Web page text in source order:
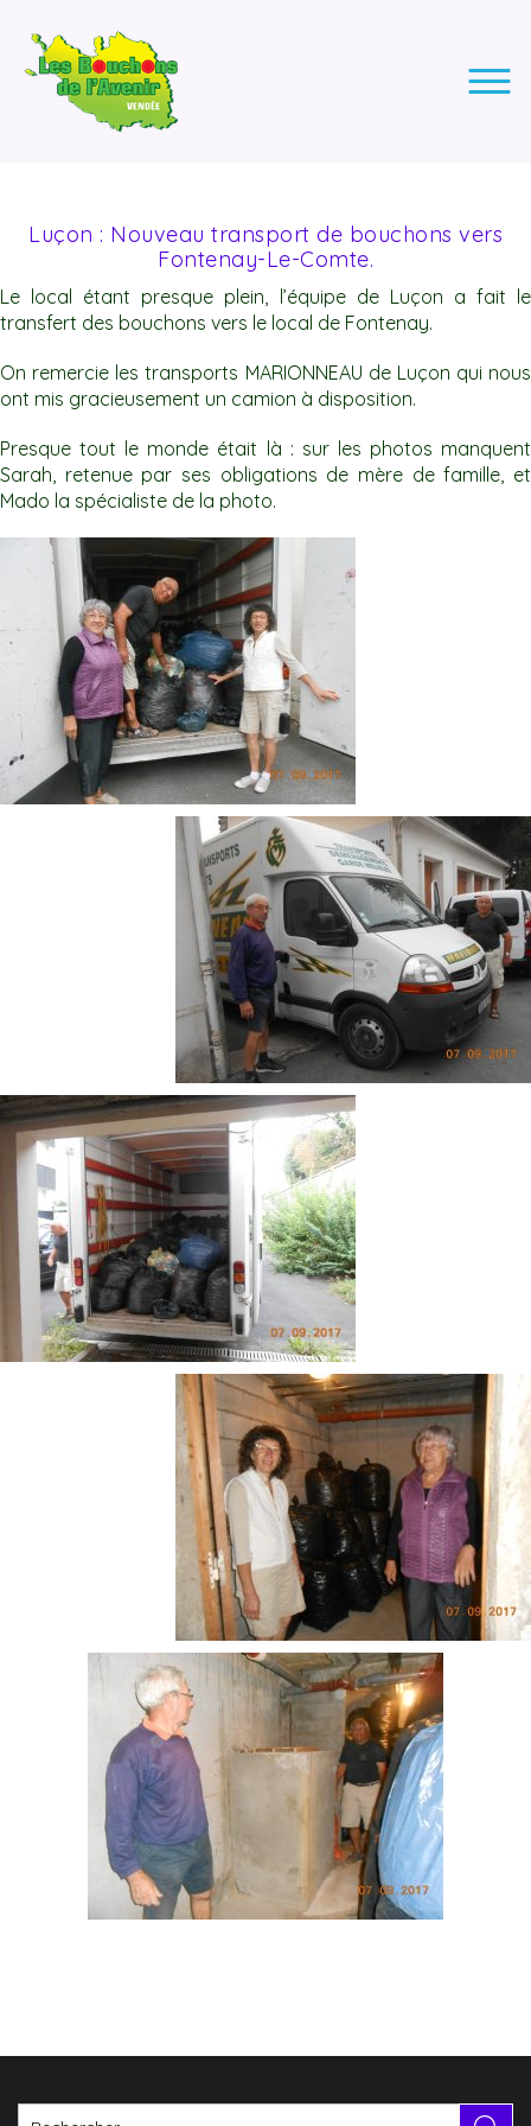
Luçon : Nouveau transport de bouchons vers
Fontenay-Le-Comte.
Le local étant presque plein, l’équipe de Luçon a fait le
transfert des bouchons vers le local de Fontenay.
On remercie les transports MARIONNEAU de Luçon qui nous
ont mis gracieusement un camion à disposition.
Presque tout le monde était là : sur les photos manquent
Sarah, retenue par ses obligations de mère de famille, et
Mado la spécialiste de la photo.